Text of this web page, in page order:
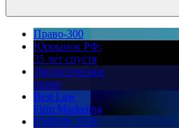
Право-300
Юррынок РФ:
35 лет спустя
Экологическое
право
Best Law
Firm Marketing
ПМЮФ 2026